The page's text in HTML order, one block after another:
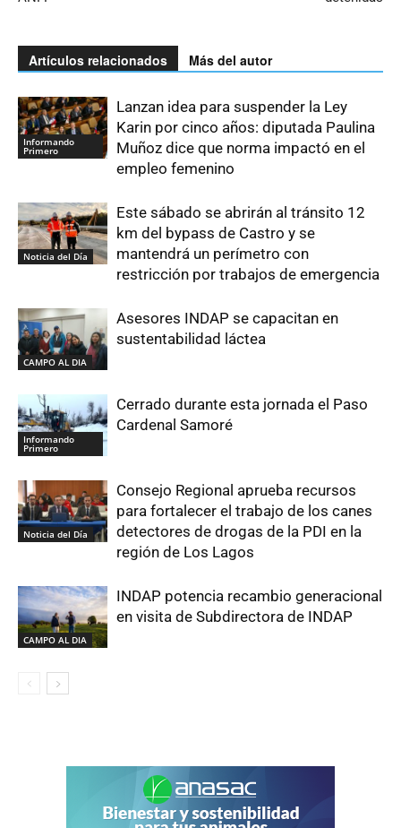
Artículos relacionados Más del autor
Informando
Primero
Lanzan idea para suspender la Ley
Karin por cinco años: diputada Paulina
Muñoz dice que norma impactó en el
empleo femenino
Noticia del Día
Este sábado se abrirán al tránsito 12
km del bypass de Castro y se
mantendrá un perímetro con
restricción por trabajos de emergencia
CAMPO AL DIA
Asesores INDAP se capacitan en
sustentabilidad láctea
Informando
Primero
Cerrado durante esta jornada el Paso
Cardenal Samoré
Noticia del Día
Consejo Regional aprueba recursos
para fortalecer el trabajo de los canes
detectores de drogas de la PDI en la
región de Los Lagos
CAMPO AL DIA
INDAP potencia recambio generacional
en visita de Subdirectora de INDAP